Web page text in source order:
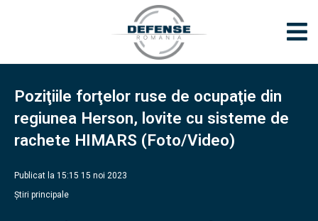
Poziţiile forţelor ruse de ocupaţie din
regiunea Herson, lovite cu sisteme de
rachete HIMARS (Foto/Video)
Publicat la 15:15 15 noi 2023
Știri principale